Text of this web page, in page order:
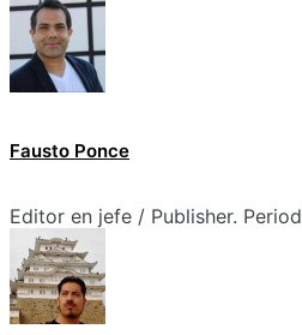
Fausto Ponce
Editor en jefe / Publisher.